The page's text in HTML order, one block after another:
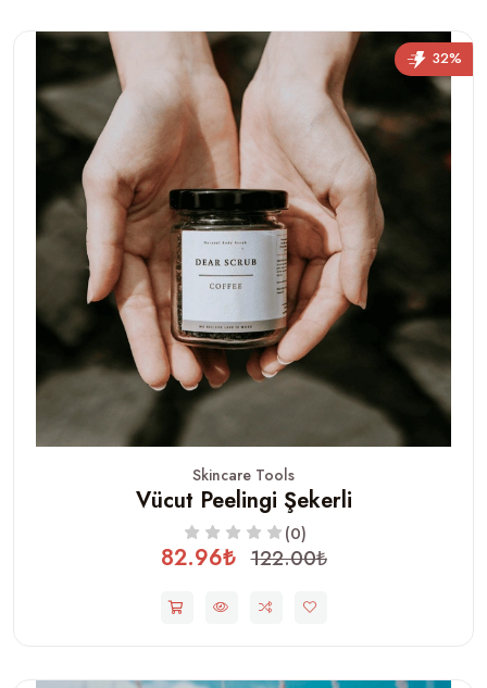
Skincare Tools
Vücut Peelingi Şekerli
(0)
82.96₺ 122.00₺
32%